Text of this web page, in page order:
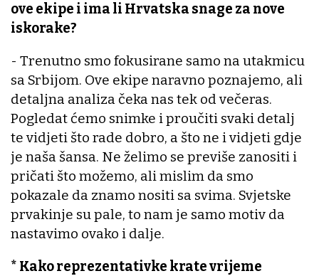
ove ekipe i ima li Hrvatska snage za nove
iskorake?
- Trenutno smo fokusirane samo na utakmicu
sa Srbijom. Ove ekipe naravno poznajemo, ali
detaljna analiza čeka nas tek od večeras.
Pogledat ćemo snimke i proučiti svaki detalj
te vidjeti što rade dobro, a što ne i vidjeti gdje
je naša šansa. Ne želimo se previše zanositi i
pričati što možemo, ali mislim da smo
pokazale da znamo nositi sa svima. Svjetske
prvakinje su pale, to nam je samo motiv da
nastavimo ovako i dalje.
* Kako reprezentativke krate vrijeme